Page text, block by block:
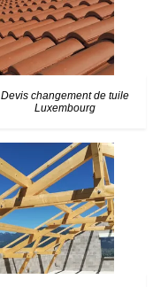
Devis changement de tuile
Luxembourg